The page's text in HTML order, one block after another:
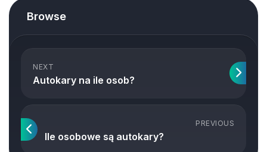
Browse
NEXT
Autokary na ile osob?
PREVIOUS
Ile osobowe są autokary?